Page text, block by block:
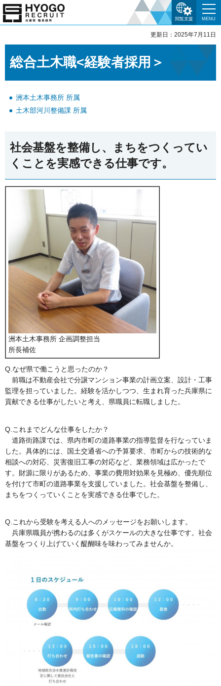
閲覧支援 MENU
更新日：2025年7月11日
総合土木職<経験者採用＞
洲本土木事務所 所属
土木部河川整備課 所属
社会基盤を整備し、まちをつくってい
くことを実感できる仕事です。
洲本土木事務所 企画調整担当
所長補佐
Q.なぜ県で働こうと思ったのか？
前職は不動産会社で分譲マンション事業の計画立案、設計・工事
監理を担っていました。経験を活かしつつ、生まれ育った兵庫県に
貢献できる仕事がしたいと考え、県職員に転職しました。
Q.これまでどんな仕事をしたか？
道路街路課では、県内市町の道路事業の指導監督を行なっていま
した。具体的には、国土交通省への予算要求、市町からの技術的な
相談への対応、災害復旧工事の対応など、業務領域は広かったで
す。財源に限りがあるため、事業の費用対効果を見極め、優先順位
を付けて市町の道路事業を支援していました。社会基盤を整備し、
まちをつくっていくことを実感できる仕事でした。
Q.これから受験を考える人へのメッセージをお願いします。
兵庫県職員が携わるのは多くがスケールの大きな仕事です。社会
基盤をつくり上げていく醍醐味を味わってみませんか。